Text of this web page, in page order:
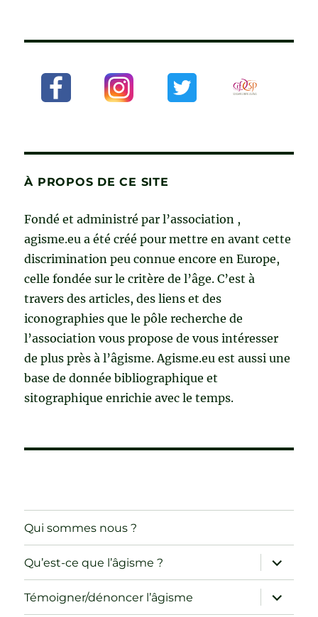
À PROPOS DE CE SITE
Fondé et administré par l’association ,
agisme.eu a été créé pour mettre en avant cette
discrimination peu connue encore en Europe,
celle fondée sur le critère de l’âge. C’est à
travers des articles, des liens et des
iconographies que le pôle recherche de
l’association vous propose de vous intéresser
de plus près à l’âgisme. Agisme.eu est aussi une
base de donnée bibliographique et
sitographique enrichie avec le temps.
Qui sommes nous ?
Qu’est-ce que l’âgisme ?
ouvrir
le
sous-
menu
Témoigner/dénoncer l’âgisme
ouvrir
le